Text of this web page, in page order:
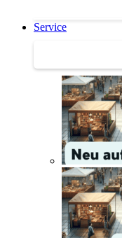
Service